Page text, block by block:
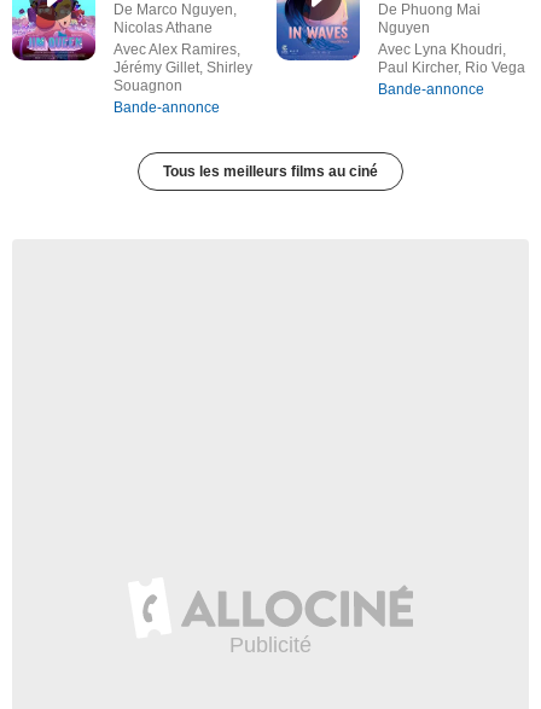
De Marco Nguyen,
Nicolas Athane
Avec Alex Ramires,
Jérémy Gillet, Shirley
Souagnon
Bande-annonce
De Phuong Mai
Nguyen
Avec Lyna Khoudri,
Paul Kircher, Rio Vega
Bande-annonce
Tous les meilleurs films au ciné